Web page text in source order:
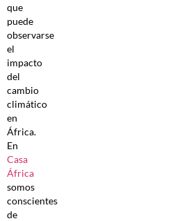
que
puede
observarse
el
impacto
del
cambio
climático
en
África.
En
Casa
África
somos
conscientes
de